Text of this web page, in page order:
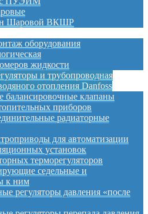
Шаровой ВКШР
оборудования
жидкости
и трубопроводная
отопления Danfoss
балансировочные клапаны
приборов
радиаторные
для автоматизации
установок
терморегуляторов
седельные и
к ним
регуляторы давления «после